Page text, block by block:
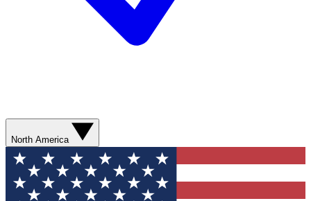
North America